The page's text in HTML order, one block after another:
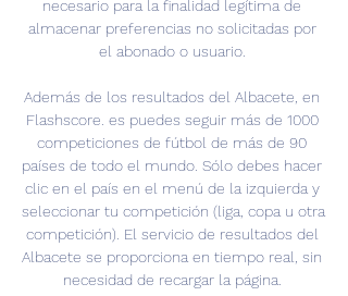
necesario para la finalidad legítima de
almacenar preferencias no solicitadas por
el abonado o usuario.
Además de los resultados del Albacete, en
Flashscore. es puedes seguir más de 1000
competiciones de fútbol de más de 90
países de todo el mundo. Sólo debes hacer
clic en el país en el menú de la izquierda y
seleccionar tu competición (liga, copa u otra
competición). El servicio de resultados del
Albacete se proporciona en tiempo real, sin
necesidad de recargar la página.